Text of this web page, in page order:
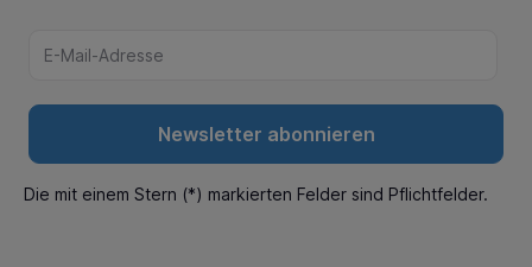
Newsletter abonnieren
Die mit einem Stern (*) markierten Felder sind Pflichtfelder.